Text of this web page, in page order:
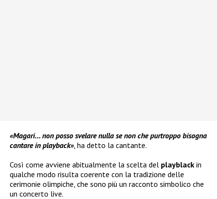
«Magari… non posso svelare nulla se non che purtroppo bisogna
cantare in playback», ha detto la cantante.
Così come avviene abitualmente la scelta del playblack in
qualche modo risulta coerente con la tradizione delle
cerimonie olimpiche, che sono più un racconto simbolico che
un concerto live.